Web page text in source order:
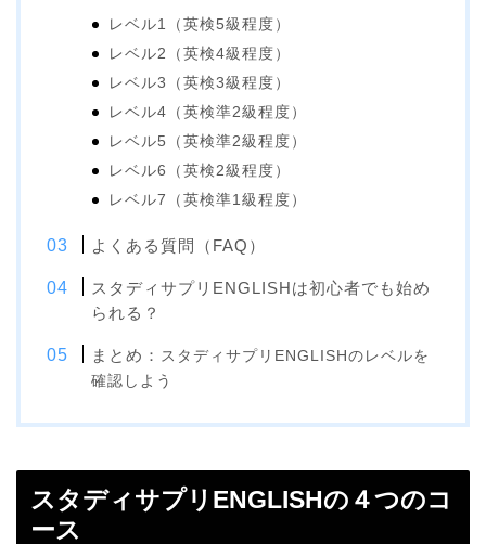
レベル1（英検5級程度）
レベル2（英検4級程度）
レベル3（英検3級程度）
レベル4（英検準2級程度）
レベル5（英検準2級程度）
レベル6（英検2級程度）
レベル7（英検準1級程度）
よくある質問（FAQ）
スタディサプリENGLISHは初心者でも始め
られる？
まとめ： スタディサプリENGLISHのレベルを
確認しよう
スタディサプリENGLISHの４つのコ
ース